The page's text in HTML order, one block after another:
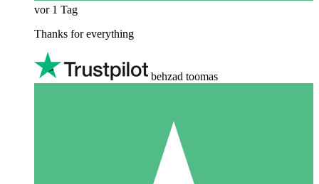
vor 1 Tag
Thanks for everything
behzad toomas